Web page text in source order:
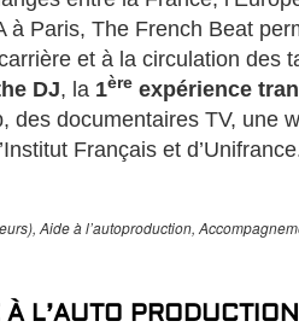
à Paris, The French Beat
et à la circulation des
DJ, la 1ère expérience
des documentaires TV, une
Français et
Aide à l’autoproduction,
À L’AUTO